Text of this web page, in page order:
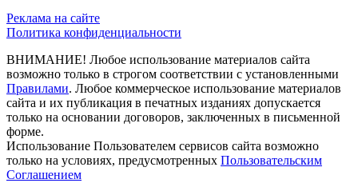
Реклама на сайте
Политика конфиденциальности
ВНИМАНИЕ! Любое использование материалов сайта
возможно только в строгом соответствии с установленными
Правилами. Любое коммерческое использование материалов
сайта и их публикация в печатных изданиях допускается
только на основании договоров, заключенных в письменной
форме.
Использование Пользователем сервисов сайта возможно
только на условиях, предусмотренных Пользовательским
Соглашением